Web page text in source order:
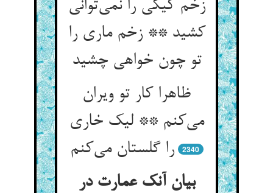
زخم کیکی را نمی‌توانی
کشید ** زخم ماری را
تو چون خواهی چشید
ظاهرا کار تو ویران
می‌کنم ** لیک خاری
را گلستان می‌کنم
2340
بیان آنک عمارت در